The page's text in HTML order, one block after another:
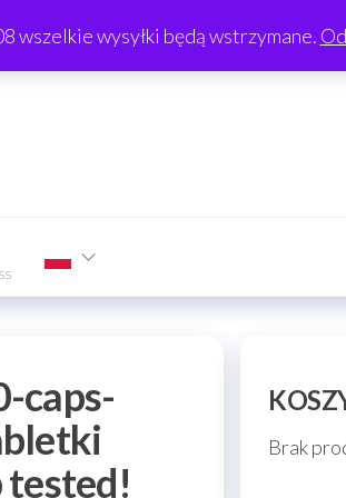
wszelkie wysyłki będą wstrzymane.
caps-
tested!
Brak